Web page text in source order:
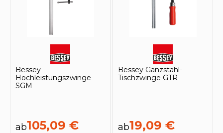
Bessey
Hochleistungszwinge
SGM
ab105,09 €
Bessey Ganzstahl-
Tischzwinge GTR
ab19,09 €